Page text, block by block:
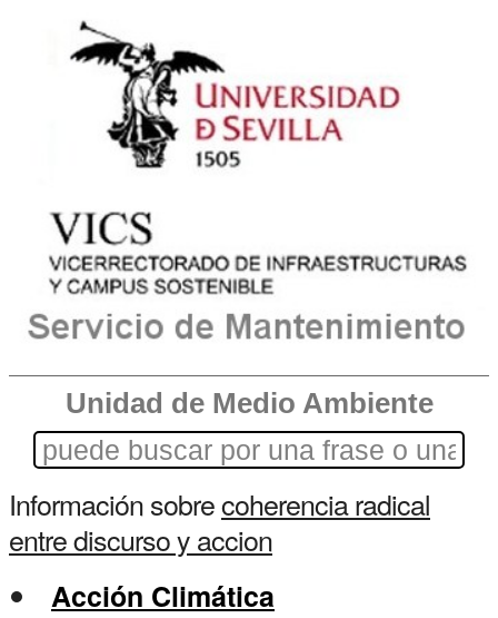
Unidad de Medio Ambiente
Información sobrecoherencia radical
entre discurso y accion
Acción Climática